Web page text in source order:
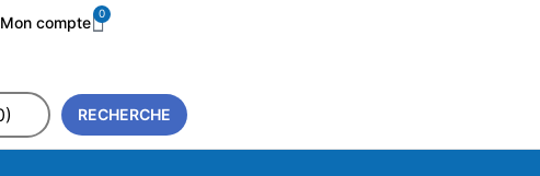
Mon compte 0
RECHERCHE